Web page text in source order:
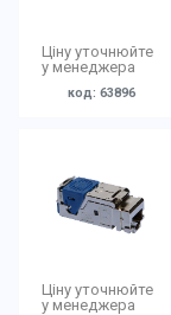
Ціну уточнюйте
у менеджера
код: 63896
Ціну уточнюйте
у менеджера